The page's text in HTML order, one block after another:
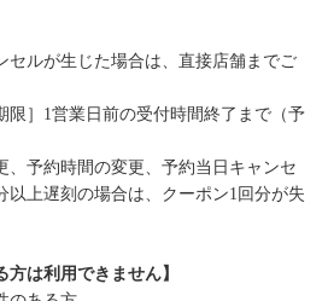
セルが生じた場合は、直接店舗までご
限］1営業日前の受付時間終了まで（予
、予約時間の変更、予約当日キャンセ
以上遅刻の場合は、クーポン1回分が失
方は利用できません】